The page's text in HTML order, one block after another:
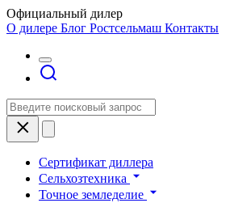
Официальный дилер
О дилере Блог Ростсельмаш Контакты
Сертификат диллера
Сельхозтехника
Точное земледелие